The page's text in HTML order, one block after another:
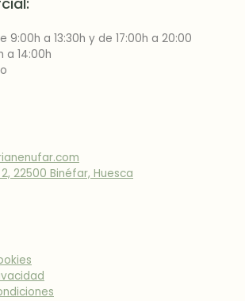
9:00h a 13:30h y de 17:00h a 20:00
a 14:00h
22500 Binéfar, Huesca